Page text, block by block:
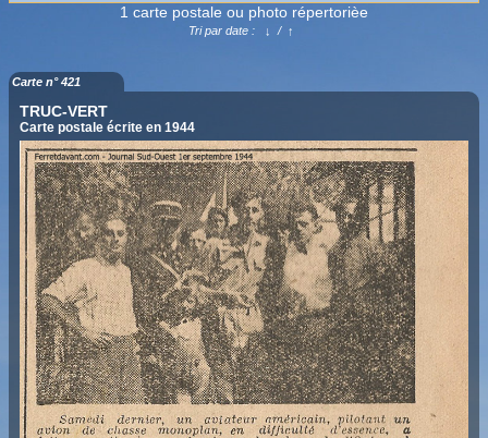
1 carte postale ou photo répertorièe
Tri par date : ↓ /↑
Carte n° 421
TRUC-VERT
Carte postale écrite en 1944